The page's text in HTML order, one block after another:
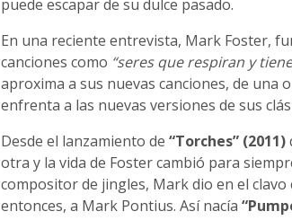
puede escapar de su dulce pasado.
En una reciente entrevista, Mark Foster,
canciones como “seres que respiran y
aproxima a sus nuevas canciones, de una
enfrenta a las nuevas versiones de sus
Desde el lanzamiento de “Torches” (2011)
otra y la vida de Foster cambió para
compositor de jingles, Mark dio en el
entonces, a Mark Pontius. Así nacía